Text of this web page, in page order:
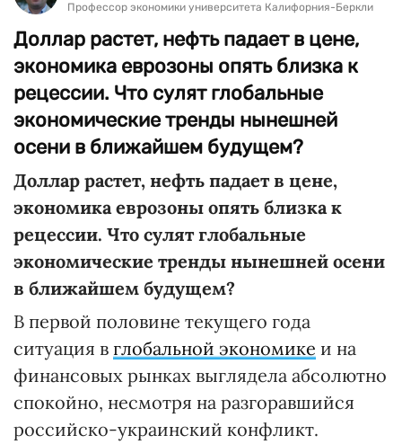
Профессор экономики университета Калифорния-Беркли
Доллар растет, нефть падает в цене,
экономика еврозоны опять близка к
рецессии. Что сулят глобальные
экономические тренды нынешней
осени в ближайшем будущем?
Доллар растет, нефть падает в цене,
экономика еврозоны опять близка к
рецессии. Что сулят глобальные
экономические тренды нынешней осени
в ближайшем будущем?
В первой половине текущего года
ситуация в глобальной экономике и на
финансовых рынках выглядела абсолютно
спокойно, несмотря на разгоравшийся
российско-украинский конфликт.